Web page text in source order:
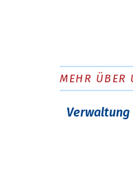
MEHR ÜBER
Verwaltung